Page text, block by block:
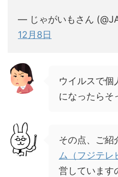
— じゃがいもさん
12月8日
ウイルスで個
になったらそ
その点、ご紹
ム（フジテレ
営しています